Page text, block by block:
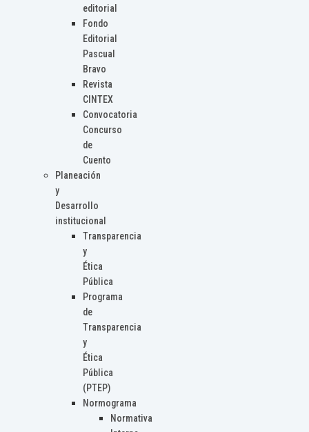
editorial
Fondo
Editorial
Pascual
Bravo
Revista
CINTEX
Convocatoria
Concurso
de
Cuento
Planeación
y
Desarrollo
institucional
Transparencia
y
Ética
Pública
Programa
de
Transparencia
y
Ética
Pública
(PTEP)
Normograma
Normativa